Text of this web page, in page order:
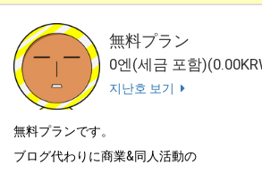
無料プラン
0엔(세금 포함
지난호 보기
無料プランです。
ブログ代わりに商業&同人活動の